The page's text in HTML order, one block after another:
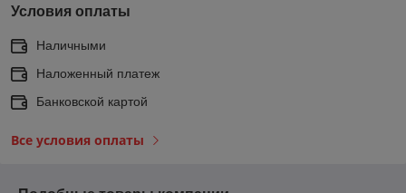
Условия оплаты
Наличными
Наложенный платеж
Банковской картой
Все условия оплаты